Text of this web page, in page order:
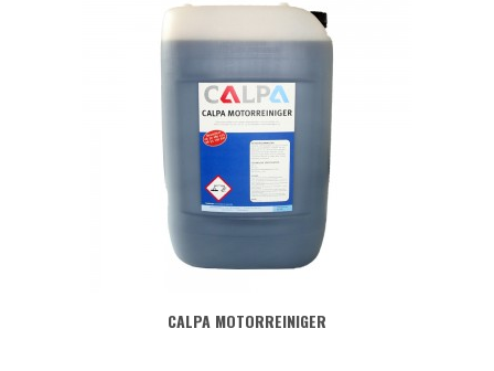
CALPA MOTORREINIGER